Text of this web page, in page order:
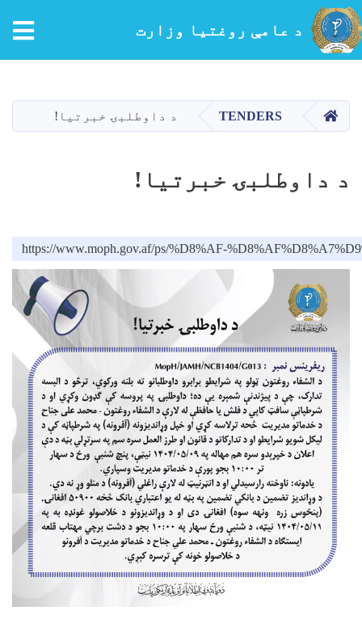
دانګل
د عامې روغتیا وزارت
کور TENDERS د داوطلبۍ خبرتیا!
د داوطلبۍ خبرتیا!
https://www.moph.gov.af/ps/%D8%AF-